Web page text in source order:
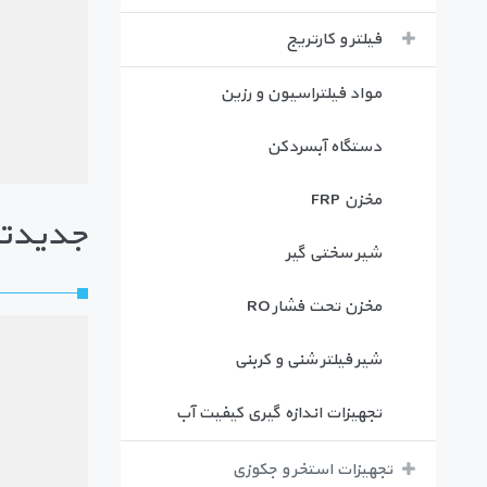
فیلتر و کارتریج
مواد فیلتراسیون و رزین
دستگاه آبسردکن
مخزن FRP
شیر سختی گیر
مخزن تحت فشار RO
شیر فیلتر شنی و کربنی
تجهیزات اندازه گیری کیفیت آب
تجهیزات استخر و جکوزی